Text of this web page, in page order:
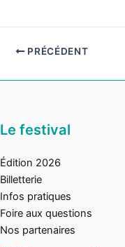
PRÉCÉDENT
Le festival
Édition 2026
Billetterie
Infos pratiques
Foire aux questions
Nos partenaires